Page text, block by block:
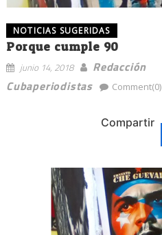
NOTICIAS SUGERIDAS
Porque cumple 90
junio 14, 2018
Redacción
Cubaperiodistas
Comment(0)
Compartir